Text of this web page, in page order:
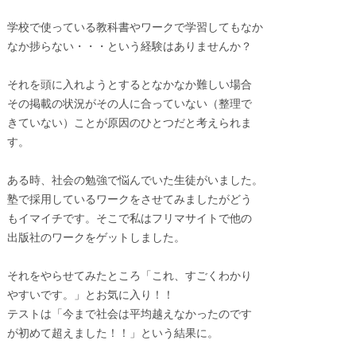
学校で使っている教科書やワークで学習してもなか
なか捗らない・・・という経験はありませんか？
それを頭に入れようとするとなかなか難しい場合
その掲載の状況がその人に合っていない（整理で
きていない）ことが原因のひとつだと考えられま
す。
ある時、社会の勉強で悩んでいた生徒がいました。
塾で採用しているワークをさせてみましたがどう
もイマイチです。そこで私はフリマサイトで他の
出版社のワークをゲットしました。
それをやらせてみたところ「これ、すごくわかり
やすいです。」とお気に入り！！
テストは「今まで社会は平均越えなかったのです
が初めて超えました！！」という結果に。